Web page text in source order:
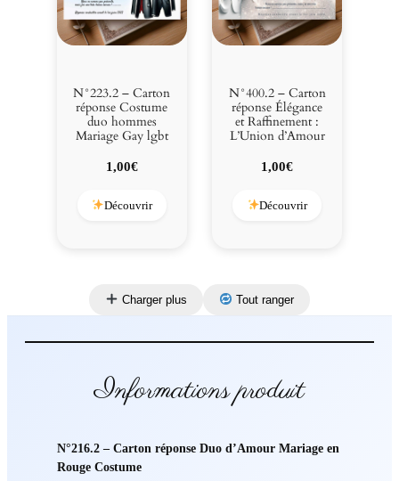
N°223.2 – Carton
réponse Costume
duo hommes
Mariage Gay lgbt
1,00€
Découvrir
N°400.2 – Carton
réponse Élégance
et Raffinement :
L’Union d’Amour
1,00€
Découvrir
Charger plus Tout ranger
Informations produit
N°216.2 – Carton réponse Duo d’Amour Mariage en
Rouge Costume